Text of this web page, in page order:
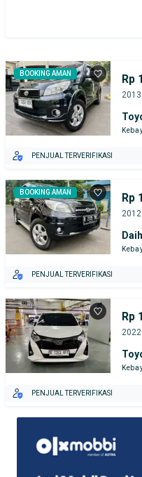
BOOKING AMAN Rp
PENJUAL TERVERIFIKASI
BOOKING AMAN Rp
PENJUAL TERVERIFIKASI
Rp
PENJUAL TERVERIFIKASI